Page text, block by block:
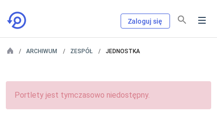
Zaloguj się
ARCHIWUM ZESPÓŁ JEDNOSTKA
Portlety jest tymczasowo niedostępny.